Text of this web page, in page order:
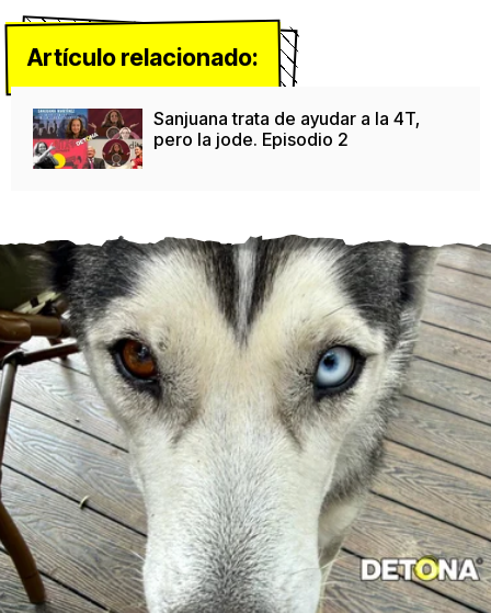
Artículo relacionado:
Sanjuana trata de ayudar a la 4T,
pero la jode. Episodio 2